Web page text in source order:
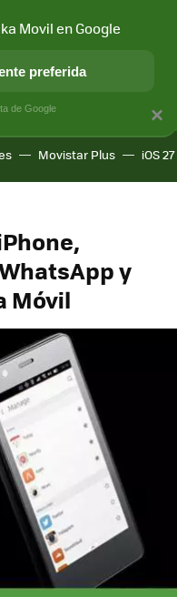
APLICACIONES
Movistar Plus iOS 27
y
Móvil
×
Movil en Google
preferida
de Google